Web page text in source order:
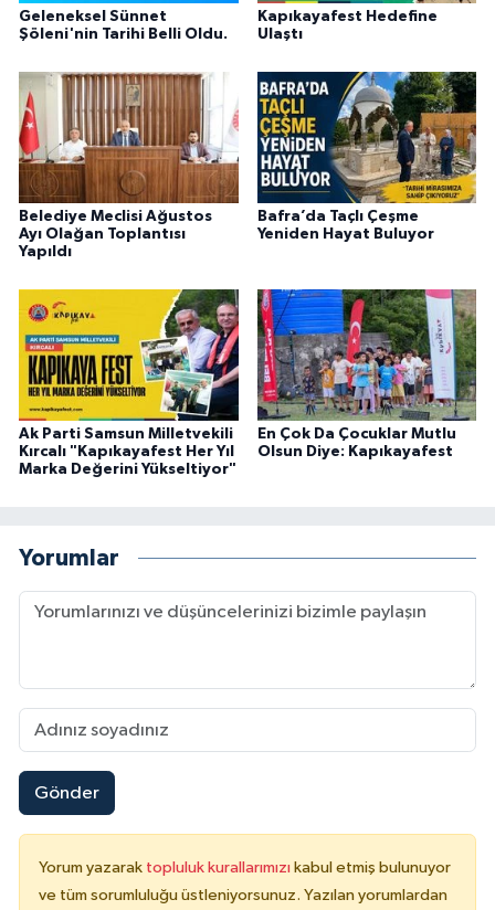
Geleneksel Sünnet
Şöleni'nin Tarihi Belli Oldu.
Kapıkayafest Hedefine
Ulaştı
Belediye Meclisi Ağustos
Ayı Olağan Toplantısı
Yapıldı
Bafra’da Taçlı Çeşme
Yeniden Hayat Buluyor
Ak Parti Samsun Milletvekili
Kırcalı "Kapıkayafest Her Yıl
Marka Değerini Yükseltiyor"
En Çok Da Çocuklar Mutlu
Olsun Diye: Kapıkayafest
Yorumlar
Gönder
Yorum yazarak topluluk kurallarımızı kabul etmiş bulunuyor
ve tüm sorumluluğu üstleniyorsunuz. Yazılan yorumlardan